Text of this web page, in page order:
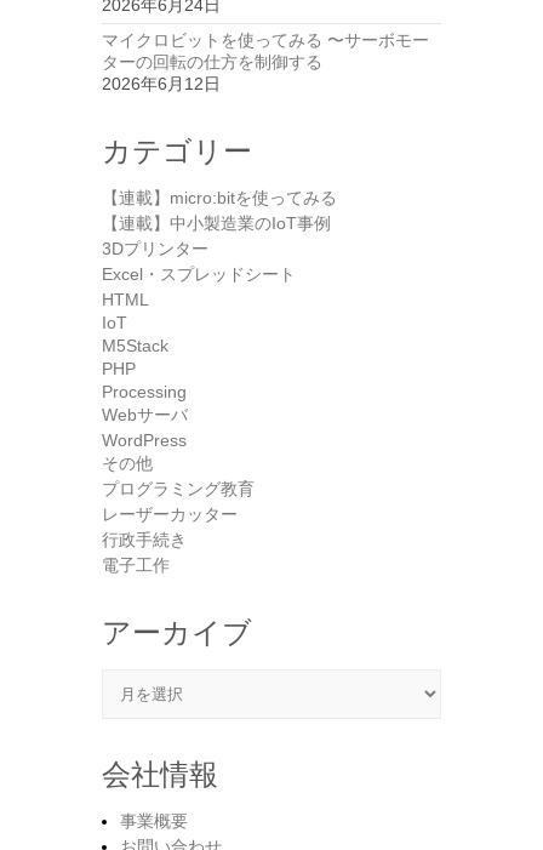
2026年6月24日
マイクロビットを使ってみる 〜サーボモー
ターの回転の仕方を制御する
2026年6月12日
カテゴリー
【連載】micro:bitを使ってみる
【連載】中小製造業のIoT事例
3Dプリンター
Excel・スプレッドシート
HTML
IoT
M5Stack
PHP
Processing
Webサーバ
WordPress
その他
プログラミング教育
レーザーカッター
行政手続き
電子工作
アーカイブ
会社情報
事業概要
お問い合わせ